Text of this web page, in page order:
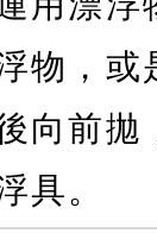
物，或
向前拋
具。